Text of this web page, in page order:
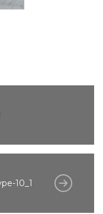
10_1